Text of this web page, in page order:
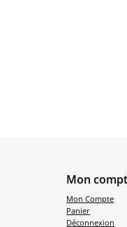
Mon
Mon Compte
Panier
Déconnexion